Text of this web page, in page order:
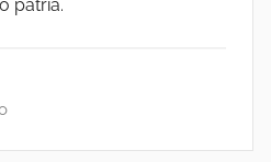
patria.